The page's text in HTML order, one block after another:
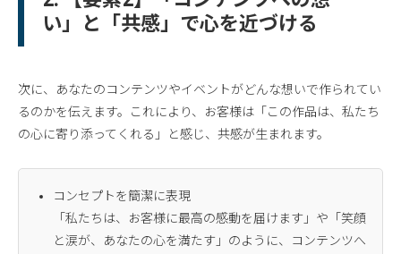
い」と「共感」で心を近づける
次に、あなたのコンテンツやイベントがどんな想いで作られてい
るのかを伝えます。これにより、お客様は「この作品は、私たち
の心に寄り添ってくれる」と感じ、共感が生まれます。
コンセプトを簡潔に表現
「私たちは、お客様に最高の感動を届けます」や「笑顔
と涙が、あなたの心を満たす」のように、コンテンツへ